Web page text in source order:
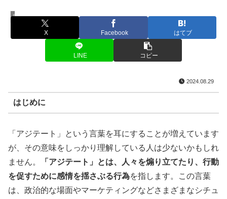
用語解説
X Facebook はてブ
LINE コピー
2024.08.29
はじめに
「アジテート」という言葉を耳にすることが増えています
が、その意味をしっかり理解している人は少ないかもしれ
ません。
「アジテート」とは、人々を煽り立てたり、行動
を促すために感情を揺さぶる行為を指します。この言葉
は、政治的な場面やマーケティングなどさまざまなシチュ